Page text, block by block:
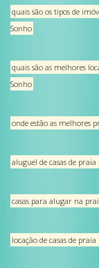
quais são os tipos de
Sonho
quais são as melhores
Sonho
onde estão as melhores
aluguel de casas de
casas para alugar na
locação de casas de